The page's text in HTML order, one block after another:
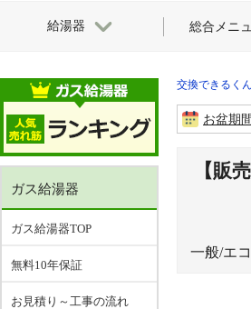
交換できるく
お盆期
【販
一般/エ
ガス給湯器
ガス給湯器TOP
無料10年保証
お見積り～工事の流れ
給湯器 総合メニ